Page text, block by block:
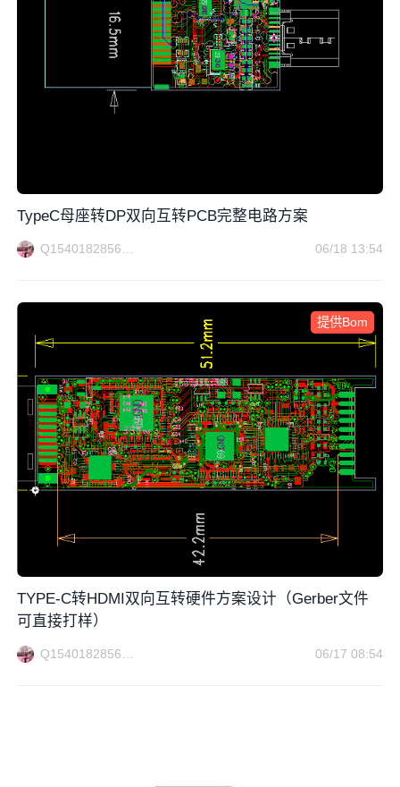
TypeC母座转DP双向互转PCB完整电路方案
Q1540182856方案电路 06/18 13:54
提供Bom
TYPE-C转HDMI双向互转硬件方案设计（Gerber文件
可直接打样）
06/17 08:54